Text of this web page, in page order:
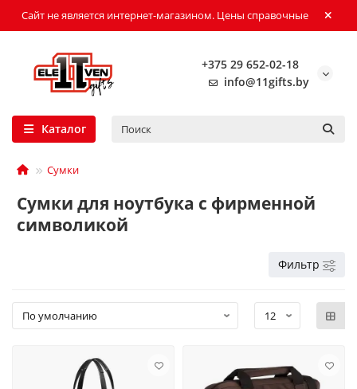
Сайт не является интернет-магазином. Цены справочные
+375 29 652-02-18
info@11gifts.by
Каталог
Сумки
Сумки для ноутбука с фирменной
символикой
Фильтр